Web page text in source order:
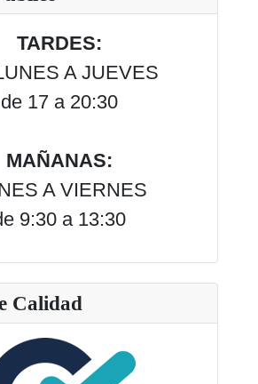
TARDES:
A JUEVES
de 17 a 20:30
MAÑANAS:
A VIERNES
9:30 a 13:30
Calidad